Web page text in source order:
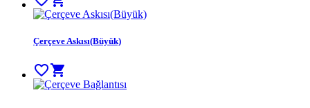
Çerçeve Askısı(Büyük)
favorite_bordershopping_cart